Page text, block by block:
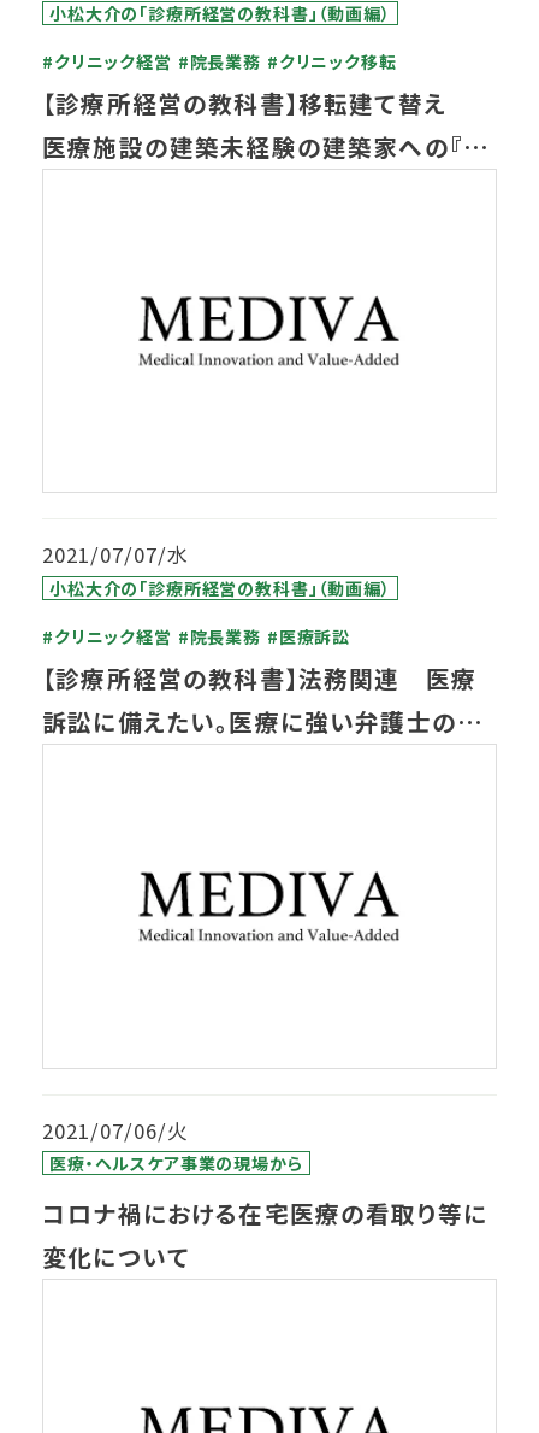
小松大介の「診療所経営の教科書」（動画編）
#クリニック経営 #院長業務 #クリニック移転
【診療所経営の教科書】移転建て替え
医療施設の建築未経験の建築家への『設
2021/07/07/水
小松大介の「診療所経営の教科書」（動画編）
#クリニック経営 #院長業務 #医療訴訟
【診療所経営の教科書】法務関連 医療
訴訟に備えたい。医療に強い弁護士の探
2021/07/06/火
医療・ヘルスケア事業の現場から
コロナ禍における在宅医療の看取り等に
変化について